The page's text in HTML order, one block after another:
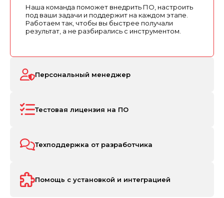
Наша команда поможет внедрить ПО, настроить
под ваши задачи и поддержит на каждом этапе.
Работаем так, чтобы вы быстрее получали
результат, а не разбирались с инструментом.
Персональный менеджер
Тестовая лицензия на ПО
Техподдержка от разработчика
Помощь с установкой и интеграцией